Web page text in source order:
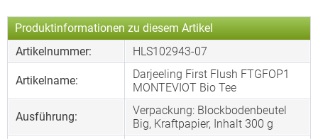
Produktinformationen zu diesem Artikel
Artikelnummer:
HLS102943-07
Artikelname:
Darjeeling First Flush FTGFOP1
MONTEVIOT Bio Tee
Ausführung:
Verpackung: Blockbodenbeutel
Big, Kraftpapier, Inhalt 300 g